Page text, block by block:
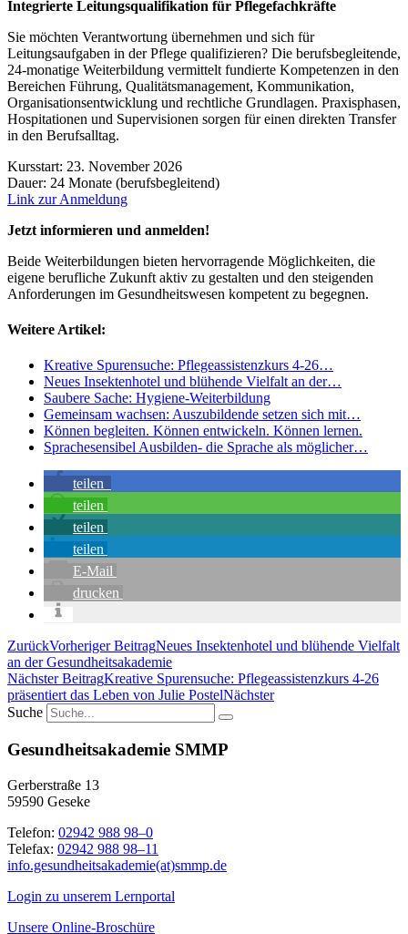
Integrierte Leitungsqualifikation für Pflegefachkräfte
Sie möchten Verantwortung übernehmen und sich für
Leitungsaufgaben in der Pflege qualifizieren? Die berufsbegleitende,
24-monatige Weiterbildung vermittelt fundierte Kompetenzen in den
Bereichen Führung, Qualitätsmanagement, Kommunikation,
Organisationsentwicklung und rechtliche Grundlagen. Praxisphasen,
Hospitationen und Supervisionen sorgen für einen direkten Transfer
in den Berufsalltag.
Kursstart: 23. November 2026
Dauer: 24 Monate (berufsbegleitend)
Link zur Anmeldung
Jetzt informieren und anmelden!
Beide Weiterbildungen bieten hervorragende Möglichkeiten, die
eigene berufliche Zukunft aktiv zu gestalten und den steigenden
Anforderungen im Gesundheitswesen kompetent zu begegnen.
Weitere Artikel:
Kreative Spurensuche: Pflegeassistenzkurs 4-26…
Neues Insektenhotel und blühende Vielfalt an der…
Saubere Sache: Hygiene-Weiterbildung
Gemeinsam wachsen: Auszubildende setzen sich mit…
Können begleiten. Können entwickeln. Können lernen.
Sprachesensibel Ausbilden- die Sprache als möglicher…
teilen
teilen
teilen
teilen
E-Mail
drucken
ZurückVorheriger BeitragNeues Insektenhotel und blühende Vielfalt
an der Gesundheitsakademie
Nächster BeitragKreative Spurensuche: Pflegeassistenzkurs 4-26
präsentiert das Leben von Julie PostelNächster
Suche
Gesundheitsakademie SMMP
Gerberstraße 13
59590 Geseke
Telefon: 02942 988 98–0
Telefax: 02942 988 98–11
info.gesundheitsakademie(at)smmp.de
Login zu unserem Lernportal
Unsere Online-Broschüre